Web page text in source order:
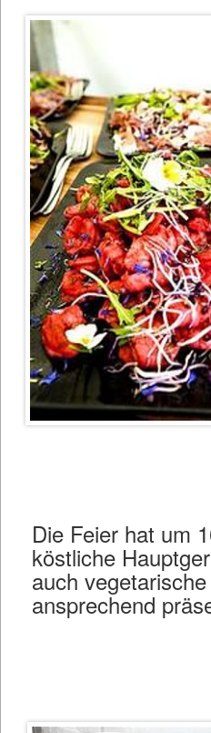
Die Feier hat um
köstliche
auch
ansprechend